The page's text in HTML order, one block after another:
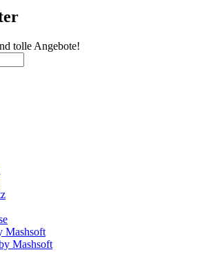
tolle Angebote!
Mashsoft
Mashsoft